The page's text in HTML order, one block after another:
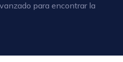
para encontrar la